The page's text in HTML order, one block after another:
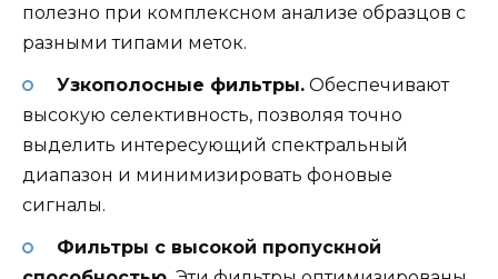
полезно при комплексном анализе образцов с
разными типами меток.
Узкополосные фильтры.Обеспечивают
высокую селективность, позволяя точно
выделить интересующий спектральный
диапазон и минимизировать фоновые
сигналы.
Фильтры с высокой пропускной